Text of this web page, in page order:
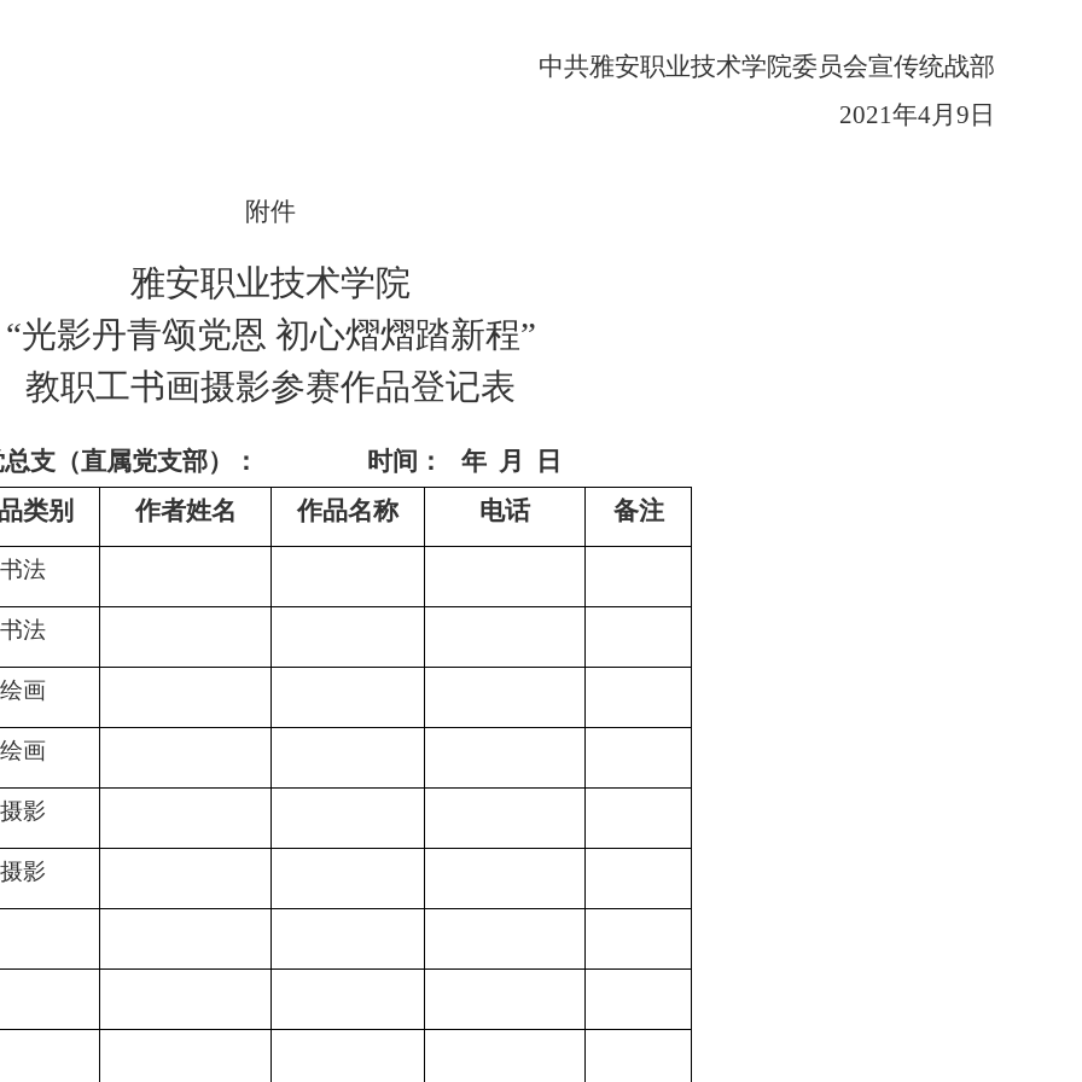
中共雅安职业技术学院委员会宣传统战部
2021年4月9日
附件
雅安职业技术学院
“光影丹青颂党恩 初心熠熠踏新程”
教职工书画摄影参赛作品登记表
支（直属党支部）： 时间： 年 月
日
类别
作者姓名 作品名称 电话 备注
书法
书法
绘画
绘画
摄影
摄影